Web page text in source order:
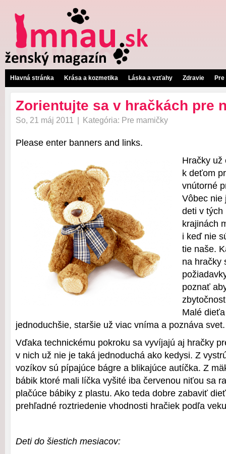
Hlavná stránka Krása a kozmetika Láska a vzťahy Zdravie
Zorientujte sa v hračkách pre
So, 21 máj 2011 Kategória: Pre mamičky
Please enter banners and links.
Hračky už
k deťom
vnútorné
Vôbec nie
deti v tých
krajinách
i keď nie
tie naše.
na hračky
poznať
Malé
jednoduchšie, staršie už viac vníma a poznáva svet.
Vďaka technickému pokroku sa vyvíjajú aj hračky
v nich už nie je taká jednoduchá ako kedysi. Z
vozíkov sú pípajúce bágre a blikajúce autíčka. Z
bábik ktoré mali líčka vyšité iba červenou niťou sa
plačúce bábiky z plastu. Ako teda dobre zabaviť
prehľadné roztriedenie vhodnosti hračiek podľa
Deti do šiestich mesiacov: